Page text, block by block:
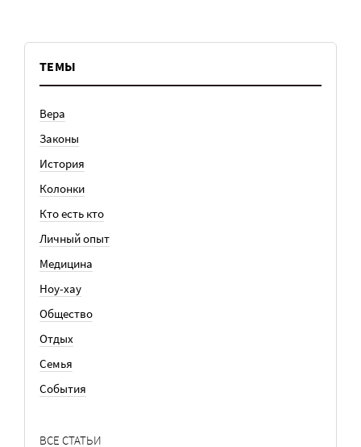
ТЕМЫ
Вера
Законы
История
Колонки
Кто есть кто
Личный опыт
Медицина
Ноу-хау
Общество
Отдых
Семья
События
ВСЕ СТАТЬИ